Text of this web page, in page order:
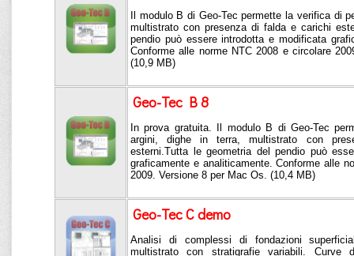
Il modulo B di Geo-Tec permette la verifica di
multistrato con presenza di falda e carichi
pendio può essere introdotta e modificata
Conforme alle norme NTC 2008 e circolare
(10,9 MB)
Geo-Tec B 8
In prova gratuita. Il modulo B di Geo-Tec
argini, dighe in terra, multistrato con
esterni.Tutta le geometria del pendio può
graficamente e analiticamente. Conforme alle
2009. Versione 8 per Mac Os. (10,4 MB)
Geo-Tec C demo
Analisi di complessi di fondazioni
multistrato con stratigrafie variabili.